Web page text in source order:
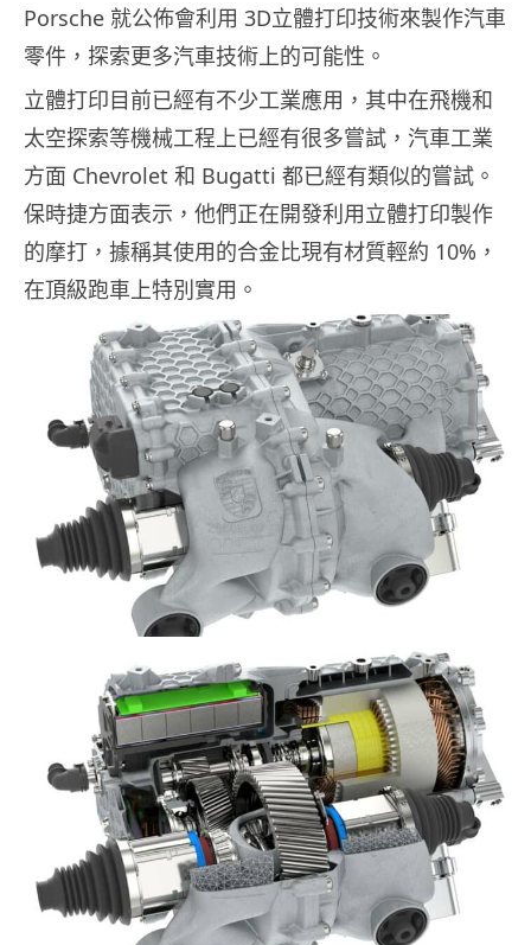
Porsche 就公佈會利用 3D立體打印技術來製作汽車
零件，探索更多汽車技術上的可能性。
立體打印目前已經有不少工業應用，其中在飛機和
太空探索等機械工程上已經有很多嘗試，汽車工業
方面 Chevrolet 和 Bugatti 都已經有類似的嘗試。
保時捷方面表示，他們正在開發利用立體打印製作
的摩打，據稱其使用的合金比現有材質輕約 10%，
在頂級跑車上特別實用。